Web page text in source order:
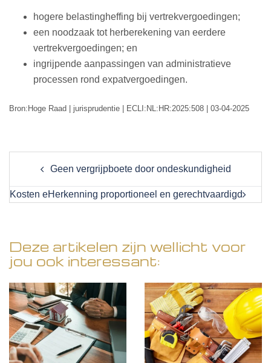
hogere belastingheffing bij vertrekvergoedingen;
een noodzaak tot herberekening van eerdere
vertrekvergoedingen; en
ingrijpende aanpassingen van administratieve
processen rond expatvergoedingen.
Bron:Hoge Raad | jurisprudentie | ECLI:NL:HR:2025:508 | 03-04-2025
Post
navigation
Geen vergrijpboete door ondeskundigheid
Kosten eHerkenning proportioneel en gerechtvaardigd
Deze artikelen zijn wellicht voor
jou ook interessant: